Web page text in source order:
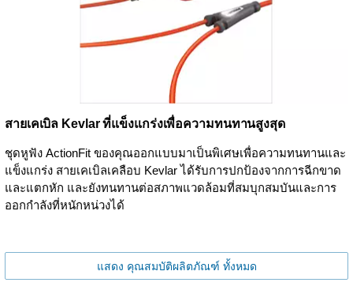
สายเคเบิล Kevlar ที่แข็งแกร่งเพื่อความทนทานสูงสุด
ชุดหูฟัง ActionFit ของคุณออกแบบมาเป็นพิเศษเพื่อความทนทานและ
แข็งแกร่ง สายเคเบิลเคลือบ Kevlar ได้รับการปกป้องจากการฉีกขาด
และแตกหัก และยังทนทานต่อสภาพแวดล้อมที่สมบุกสมบันและการ
ออกกำลังที่หนักหน่วงได้
แสดง คุณสมบัติผลิตภัณฑ์ ทั้งหมด